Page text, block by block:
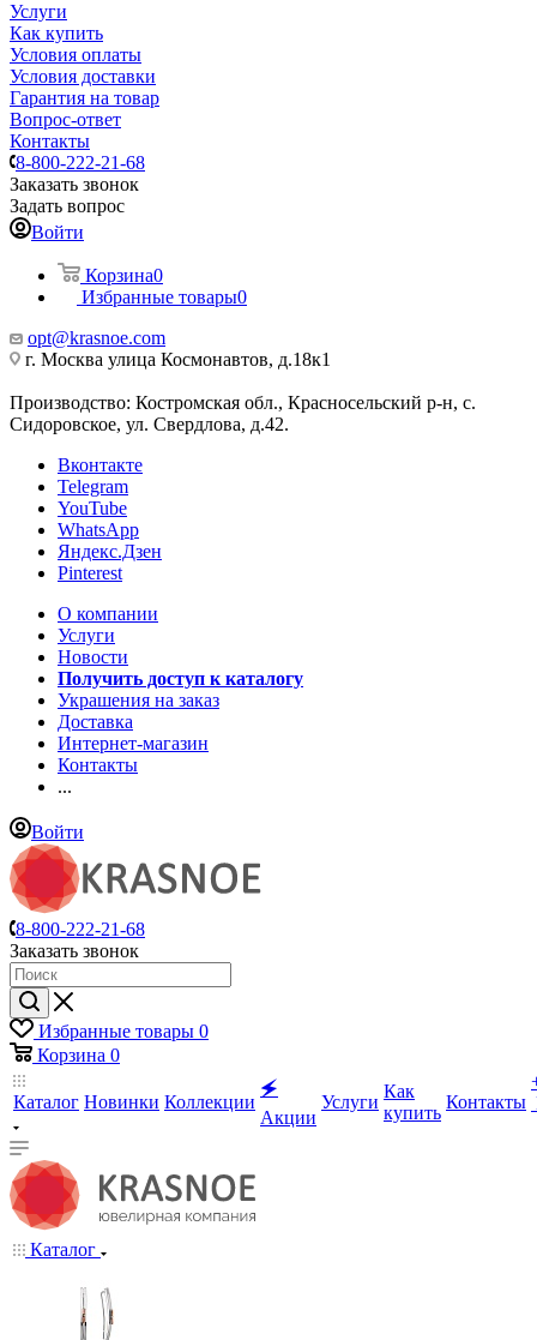
Услуги
Как купить
Условия оплаты
Условия доставки
Гарантия на товар
Вопрос-ответ
Контакты
8-800-222-21-68
Заказать звонок
Задать вопрос
Войти
Корзина0
Избранные товары0
opt@krasnoe.com
г. Москва улица Космонавтов, д.18к1
Производство: Костромская обл., Красносельский р-н, с.
Сидоровское, ул. Свердлова, д.42.
Вконтакте
Telegram
YouTube
WhatsApp
Яндекс.Дзен
Pinterest
О компании
Услуги
Новости
Получить доступ к каталогу
Украшения на заказ
Доставка
Интернет-магазин
Контакты
...
Войти
8-800-222-21-68
Заказать звонок
Избранные товары 0
Корзина 0
Каталог Новинки Коллекции
🗲
Акции
Услуги
Как
купить
Контакты
Каталог